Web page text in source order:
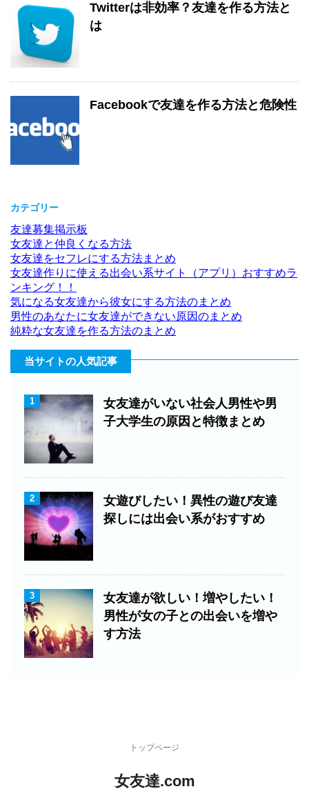
Twitterは非効率？友達を作る方法と
は
Facebookで友達を作る方法と危険性
カテゴリー
友達募集掲示板
女友達と仲良くなる方法
女友達をセフレにする方法まとめ
女友達作りに使える出会い系サイト（アプリ）おすすめラ
ンキング！！
気になる女友達から彼女にする方法のまとめ
男性のあなたに女友達ができない原因のまとめ
純粋な女友達を作る方法のまとめ
当サイトの人気記事
1
女友達がいない社会人男性や男
子大学生の原因と特徴まとめ
2
女遊びしたい！異性の遊び友達
探しには出会い系がおすすめ
3
女友達が欲しい！増やしたい！
男性が女の子との出会いを増や
す方法
トップページ
女友達.com